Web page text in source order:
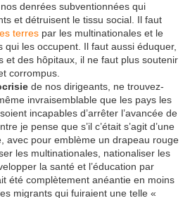
denrées subventionnées qui
et détruisent le tissu social. Il faut
terres par les multinationales et le
les occupent. Il faut aussi éduquer,
et des hôpitaux, il ne faut plus soutenir
corrompus.
de nos dirigeants, ne trouvez-
invraisemblable que les pays les
incapables d’arrêter l’avancée de
je pense que s’il c’était s’agit d’une
avec pour emblème un drapeau rouge
les multinationales, nationaliser les
la santé et l’éducation par
été complètement anéantie en moins
migrants qui fuiraient une telle «